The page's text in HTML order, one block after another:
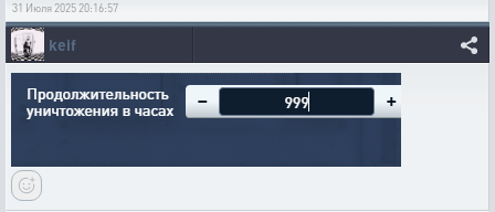
31 Июля 2025 20:16:57
keif